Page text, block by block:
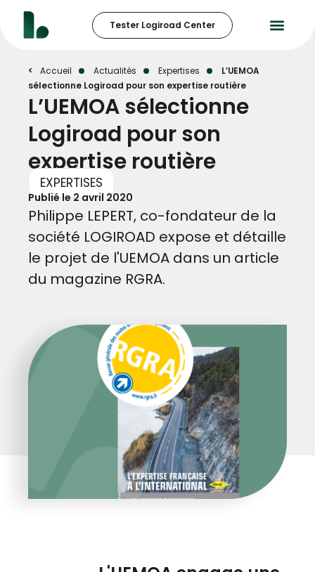
Tester Logiroad Center
Accueil Actualités Expertises
L’UEMOA
sélectionne Logiroad pour son expertise routière
L’UEMOA sélectionne
Logiroad pour son
expertise routière
EXPERTISES
Publié le2 avril 2020
Philippe LEPERT, co-fondateur de la
société LOGIROAD expose et détaille
le projet de l'UEMOA dans un article
du magazine RGRA.